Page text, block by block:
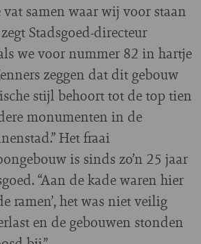
vat samen waar wij voor staan
Stadsgoed-directeur
we voor nummer 82 in hartje
zeggen dat dit gebouw
stijl behoort tot de top tien
monumenten in de
Het fraai
is sinds zo’n 25 jaar
“Aan de kade waren hier
ramen’, het was niet veilig
en de gebouwen stonden